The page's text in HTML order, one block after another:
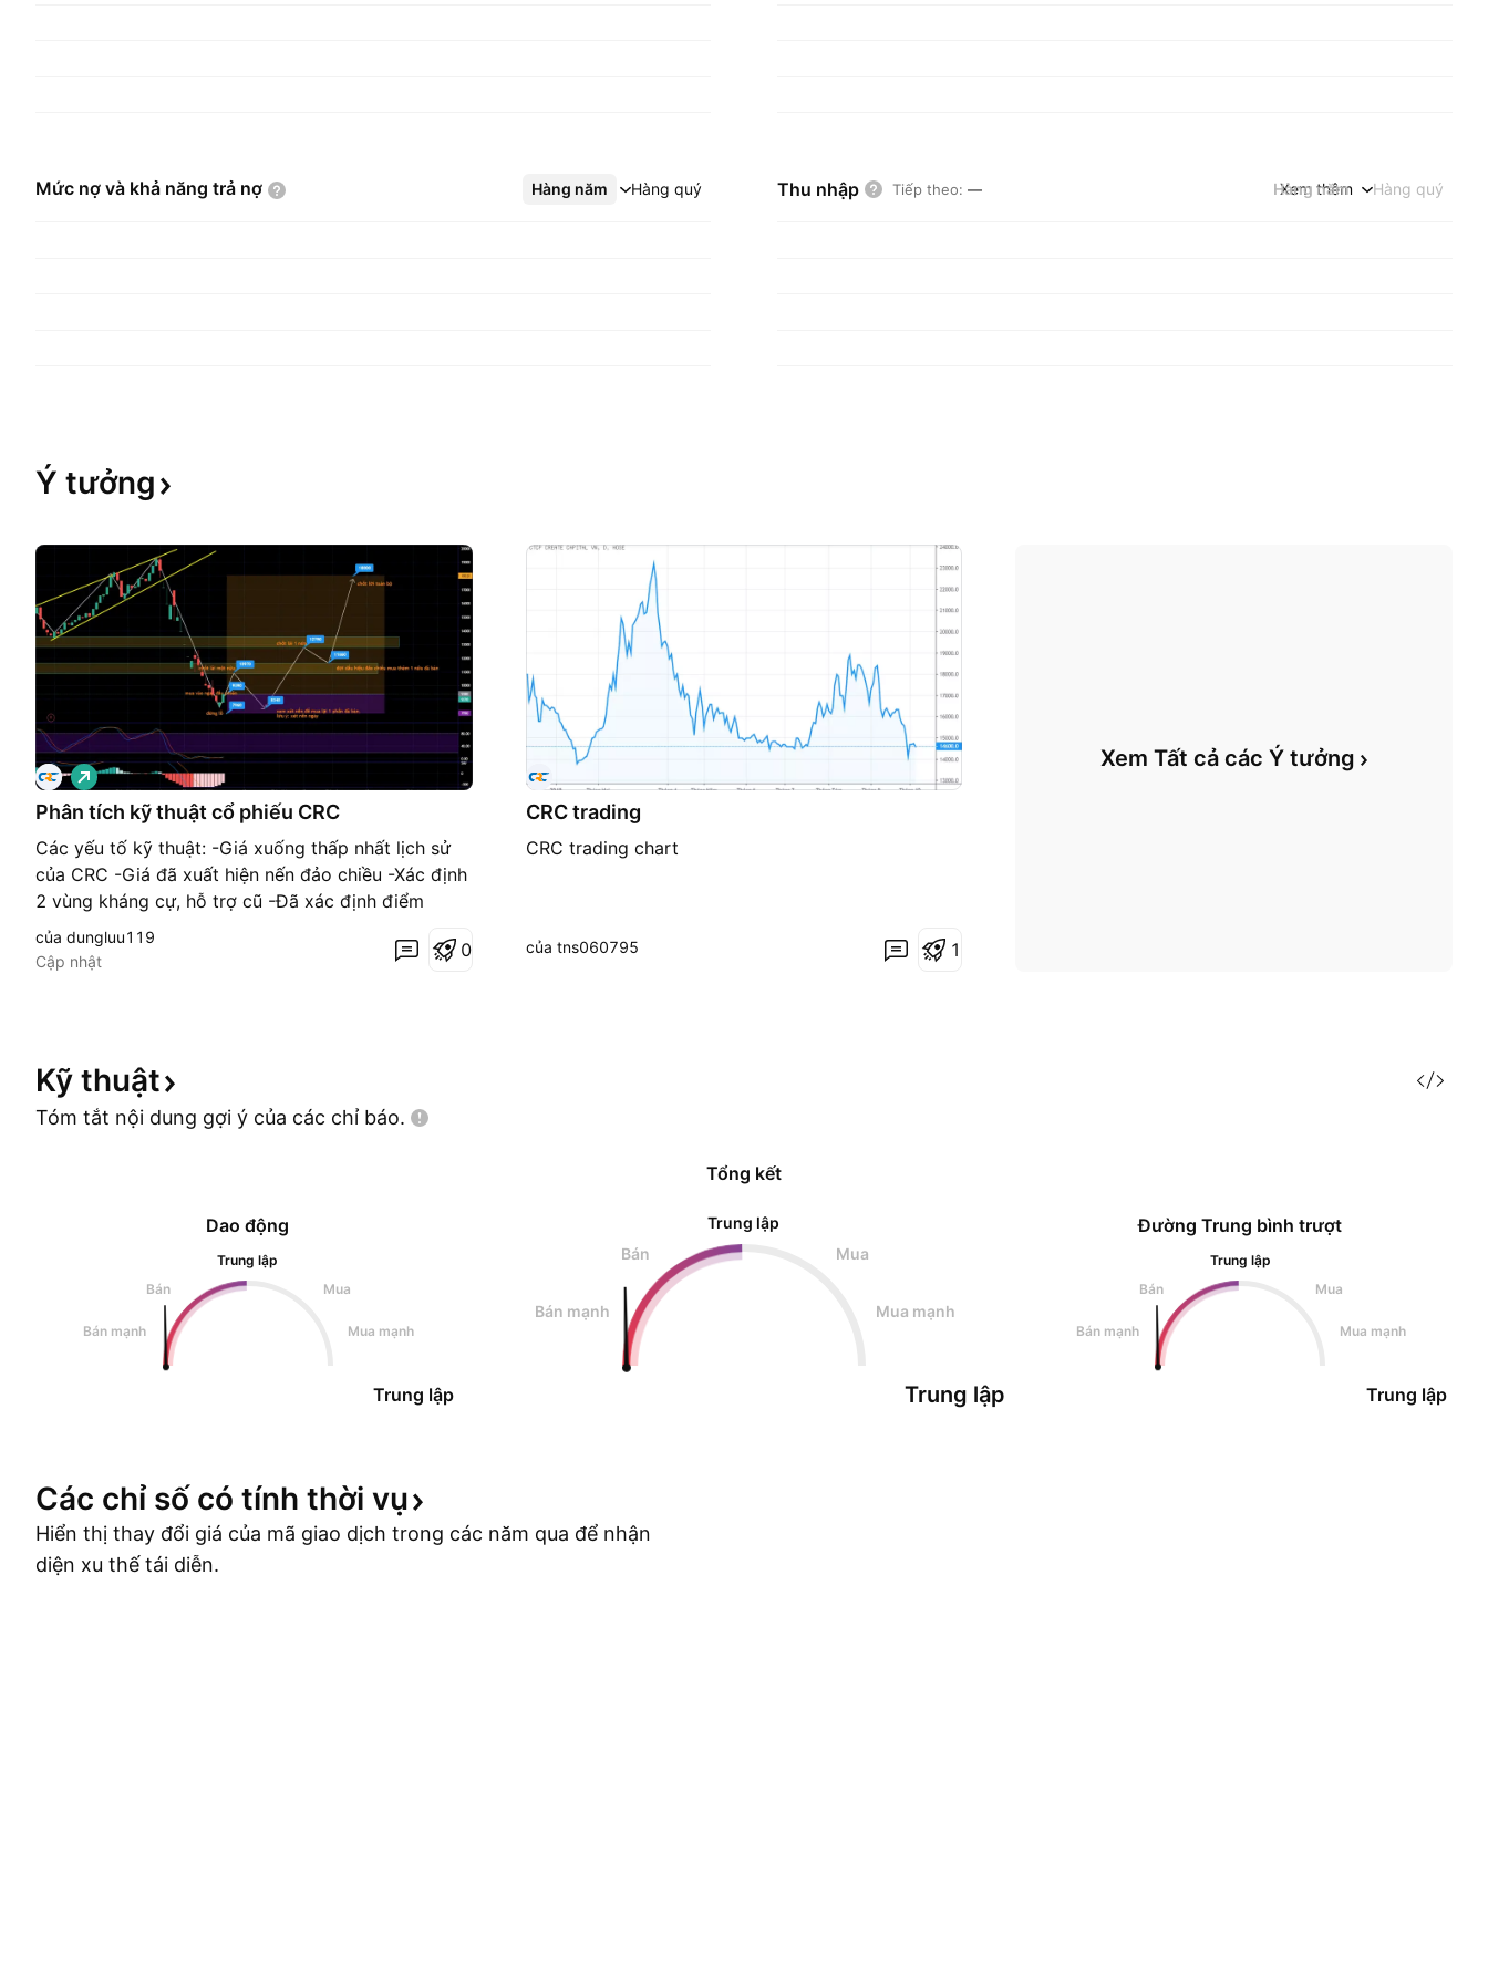
Mức nợ và khả năng trả nợ Hàng năm Hàng quý
Xem thêm Thu nhập Tiếp theo: — Hàng năm Hàng quý
Xem thêm
Ý tưởng
Phân tích kỹ thuật cổ phiếu CRC
Các yếu tố kỹ thuật: -Giá xuống thấp nhất lịch sử
của CRC -Giá đã xuất hiện nến đảo chiều -Xác định
2 vùng kháng cự, hỗ trợ cũ -Đã xác định điểm
dừng lỗ và các điểm ra hàng đề phòng rủi ro Lưu ý:
Giá xuống mạnh có thể lên rất khó khăn, dành cho
G
i
á
l
ê
n
của dungluu119
Cập nhật
0
CRC trading
CRC trading chart
của tns060795 1
Xem Tất cả các Ý tưởng
Kỹ thuật
Tóm tắt nội dung gợi ý của các chỉ báo.
Dao động
Trung lập
Bán
Mua
Bán mạnh Mua mạnh
Trung lập
Tổng kết
Trung lập
Bán
Mua
Bán mạnh Mua mạnh
Trung lập
Đường Trung bình trượt
Trung lập
Bán
Mua
Bán mạnh Mua mạnh
Trung lập
Các chỉ số có tính thời vụ
Hiển thị thay đổi giá của mã giao dịch trong các năm qua để nhận
diện xu thế tái diễn.